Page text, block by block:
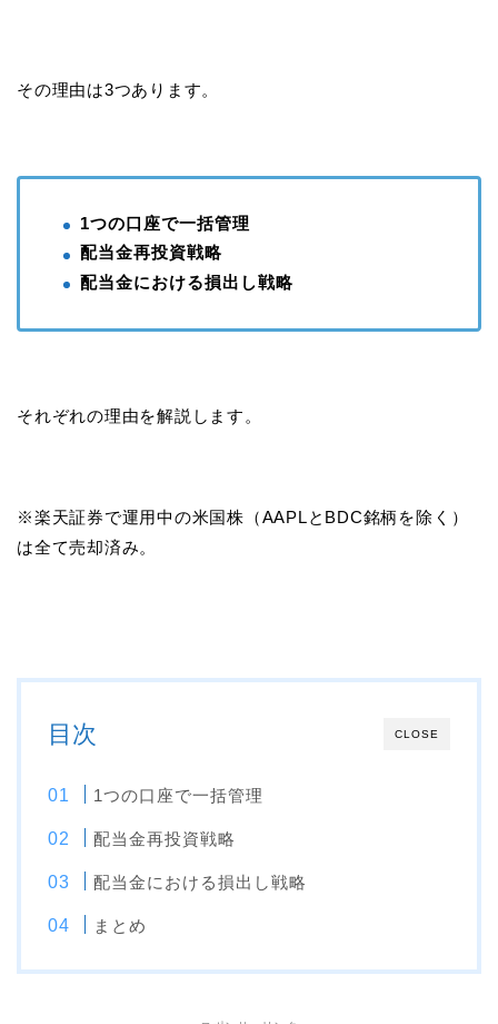
その理由は3つあります。
1つの口座で一括管理
配当金再投資戦略
配当金における損出し戦略
それぞれの理由を解説します。
※楽天証券で運用中の米国株（AAPLとBDC銘柄を除く）
は全て売却済み。
CLOSE
目次
1つの口座で一括管理
配当金再投資戦略
配当金における損出し戦略
まとめ